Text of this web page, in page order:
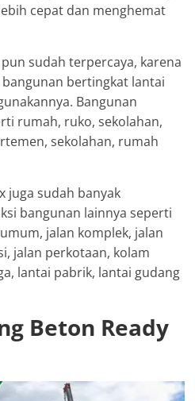
cepat dan menghemat
sudah terpercaya, karena
bertingkat lantai
Bangunan
rumah, ruko, sekolahan,
sekolahan, rumah
juga sudah banyak
bangunan lainnya seperti
jalan komplek, jalan
jalan perkotaan, kolam
lantai pabrik, lantai gudang
Beton Ready